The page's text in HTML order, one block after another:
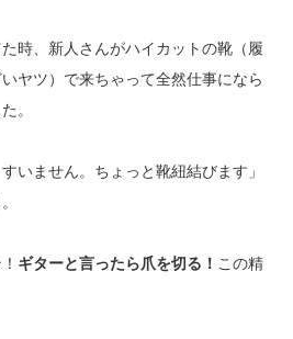
時、新人さんがハイカットの靴（履
ヤツ）で来ちゃって全然仕事になら
。
いません。ちょっと靴紐結びます」
ギターと言ったら爪を切る！ この精